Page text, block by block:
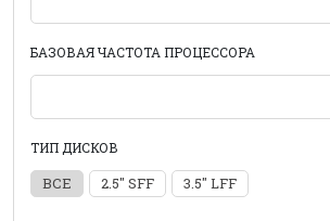
БАЗОВАЯ ЧАСТОТА ПРОЦЕССОРА
ТИП ДИСКОВ
ВСЕ 2.5" SFF 3.5" LFF